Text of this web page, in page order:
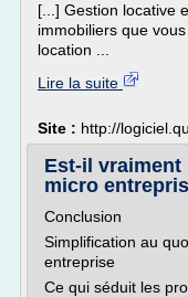
[...] Gestion locative
immobiliers que
location ...
Lire la suite
Site : http://
Est-il vraiment
micro
Conclusion
Simplification au
entreprise
Ce qui séduit les